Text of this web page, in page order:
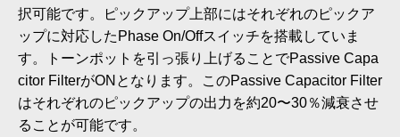
択可能です。ピックアップ上部にはそれぞれのピックア
ップに対応したPhase On/Offスイッチを搭載していま
す。トーンポットを引っ張り上げることでPassive Capa
citor FilterがONとなります。このPassive Capacitor Filter
はそれぞれのピックアップの出力を約20〜30％減衰させ
ることが可能です。